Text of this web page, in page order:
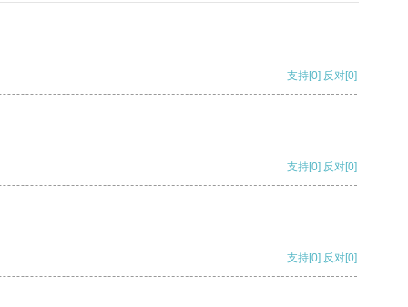
支持[0] 反对[0]
支持[0] 反对[0]
支持[0] 反对[0]